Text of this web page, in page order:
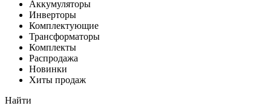
Аккумуляторы
Инверторы
Комплектующие
Трансформаторы
Комплекты
Распродажа
Новинки
Хиты продаж
Найти